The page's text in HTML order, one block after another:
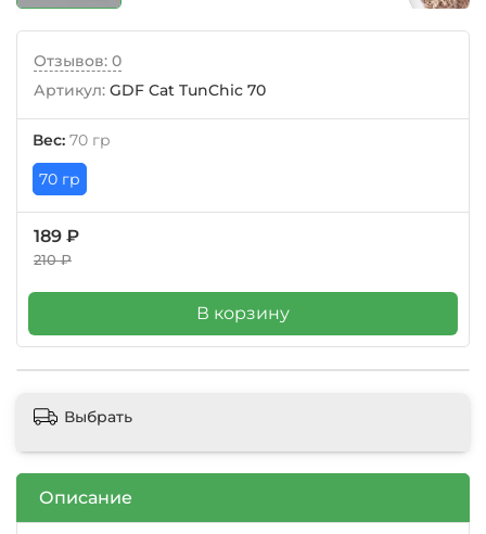
Отзывов: 0
Артикул: GDF Cat TunChic 70
Вес: 70 гр
70 гр
189 ₽
210 ₽
В корзину
Выбрать
Описание